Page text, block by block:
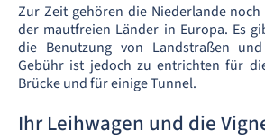
Zur Zeit gehören die Niederlande
der mautfreien Länder in Europa. Es
die Benutzung von Landstraßen
Gebühr ist jedoch zu entrichten für
Brücke und für einige Tunnel.
Ihr Leihwagen und die